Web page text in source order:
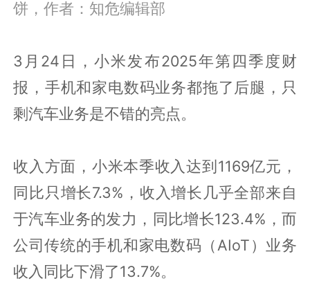
饼，作者：知危编辑部
3月24日，小米发布2025年第四季度财
报，手机和家电数码业务都拖了后腿，只
剩汽车业务是不错的亮点。
收入方面，小米本季收入达到1169亿元，
同比只增长7.3%，收入增长几乎全部来自
于汽车业务的发力，同比增长123.4%，而
公司传统的手机和家电数码（AIoT）业务
收入同比下滑了13.7%。